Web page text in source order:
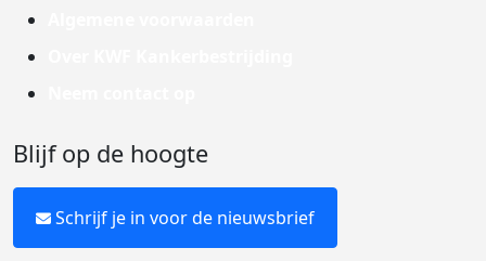
Blijf op de hoogte
Schrijf je in voor de nieuwsbrief